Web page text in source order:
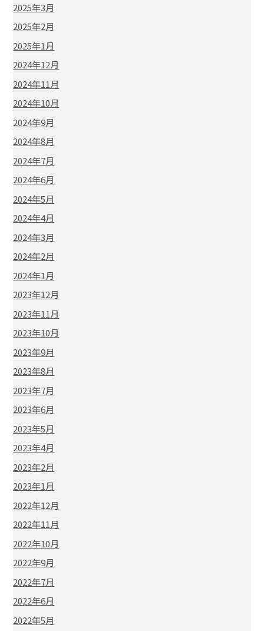
2025年3月
2025年2月
2025年1月
2024年12月
2024年11月
2024年10月
2024年9月
2024年8月
2024年7月
2024年6月
2024年5月
2024年4月
2024年3月
2024年2月
2024年1月
2023年12月
2023年11月
2023年10月
2023年9月
2023年8月
2023年7月
2023年6月
2023年5月
2023年4月
2023年2月
2023年1月
2022年12月
2022年11月
2022年10月
2022年9月
2022年7月
2022年6月
2022年5月